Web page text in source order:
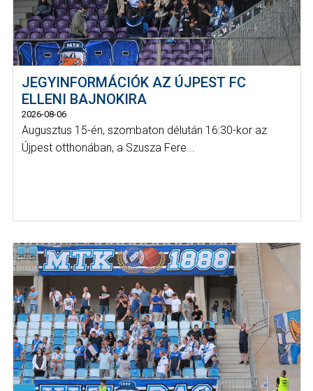
JEGYINFORMÁCIÓK AZ ÚJPEST FC
ELLENI BAJNOKIRA
2026-08-06
Augusztus 15-én, szombaton délután 16:30-kor az
Újpest otthonában, a Szusza Fere...